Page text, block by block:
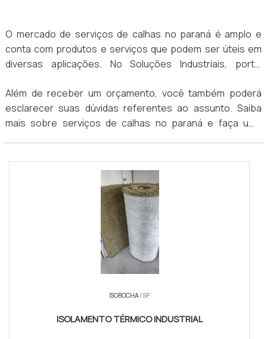
O mercado de serviços de calhas no paraná é amplo e
conta com produtos e serviços que podem ser úteis em
diversas aplicações. No Soluções Industriais, portal
B2B, é possível encontrar as melhores empresas que
atuam nesse segmento.
Além de receber um orçamento, você também poderá
esclarecer suas dúvidas referentes ao assunto. Saiba
mais sobre serviços de calhas no paraná e faça uma
ISOROCHA/ SP
ISOLAMENTO TÉRMICO INDUSTRIAL